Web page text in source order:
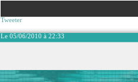
Tweeter
Le 05/06/2010 à 22:33